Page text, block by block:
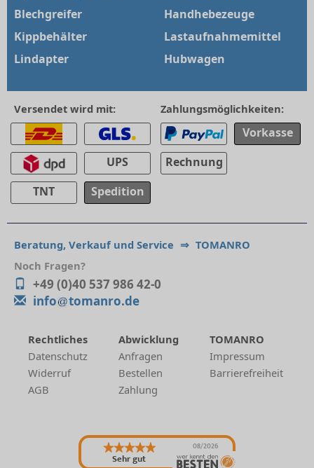
Blechgreifer
Kippbehälter
Lindapter
Handhebezeuge
Lastaufnahmemittel
Hubwagen
Versendet wird mit:
UPS
TNT
Spedition
Zahlungsmöglichkeiten:
Vorkasse
Rechnung
Beratung, Verkauf und Service ⇒ TOMANRO
Noch Fragen?
+49 (0)40 537 986 42-0
info
tomanro.de
Rechtliches
Datenschutz
Widerruf
AGB
Abwicklung
Anfragen
Bestellen
Zahlung
TOMANRO
Impressum
Barrierefreiheit
Sehr gut
08/2026